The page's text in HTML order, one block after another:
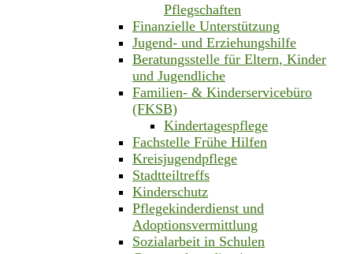
Pflegschaften
Finanzielle Unterstützung
Jugend- und Erziehungshilfe
Beratungsstelle für Eltern, Kinder
und Jugendliche
Familien- & Kinderservicebüro
(FKSB)
Kindertagespflege
Fachstelle Frühe Hilfen
Kreisjugendpflege
Stadtteiltreffs
Kinderschutz
Pflegekinderdienst und
Adoptionsvermittlung
Sozialarbeit in Schulen